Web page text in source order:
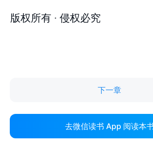
下一章
去微信读书 App 阅读本